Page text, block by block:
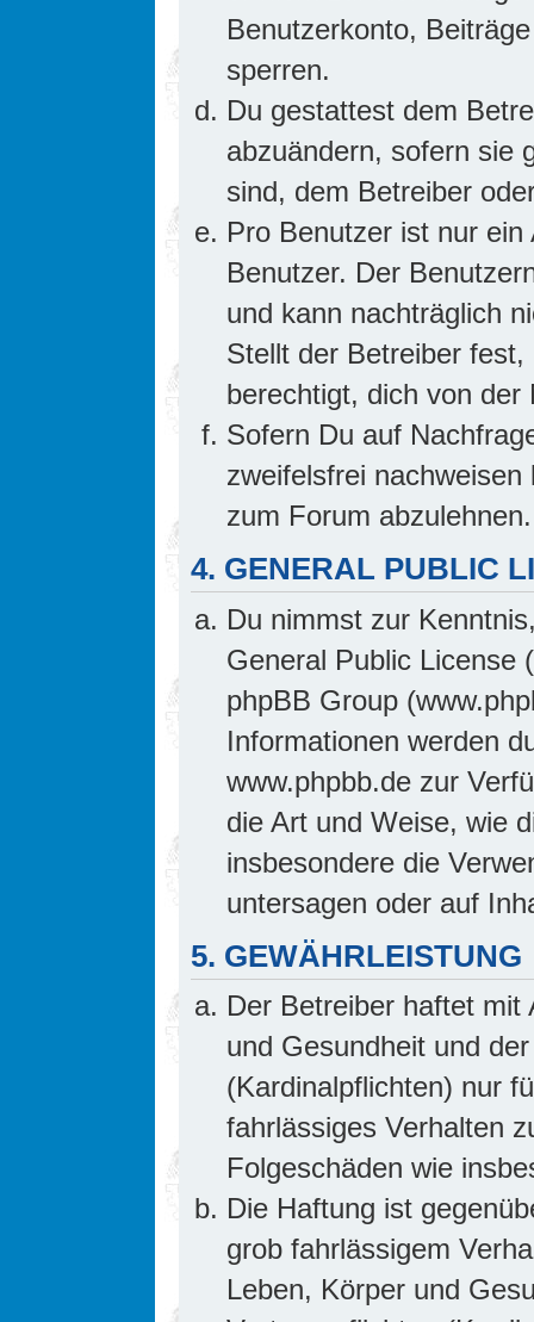
Benutzerkonto,
sperren.
Du gestattest dem
abzuändern, sofern sie
sind, dem Betreiber
Pro Benutzer ist nur
Benutzer. Der
und kann nachträglich
Stellt der Betreiber
berechtigt, dich von
Sofern Du auf
zweifelsfrei
zum Forum abzulehnen.
4. GENERAL PUBLIC
Du nimmst zur
General Public License
phpBB Group
Informationen werden
www.phpbb.de zur
die Art und Weise, wie
insbesondere die
untersagen oder auf
5. GEWÄHRLEISTUNG
Der Betreiber haftet mit
und Gesundheit und
(Kardinalpflichten) nur
fahrlässiges Verhalten
Folgeschäden wie
Die Haftung ist
grob fahrlässigem
Leben, Körper und